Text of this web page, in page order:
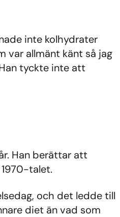
inte kolhydrater
var allmänt känt så jag
tyckte inte att
Han berättar att
talet.
och det ledde till
diet än vad som